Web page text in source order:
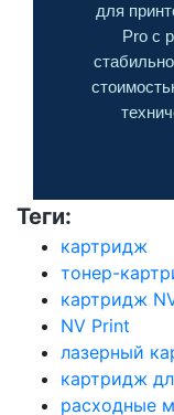
для
Pro с
Теги:
картридж
тонер-
картридж
NV Print
лазерный
картридж
расходные